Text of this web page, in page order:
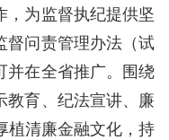
，为监督执纪提供坚
督问责管理办法（试
并在全省推广。围绕
教育、纪法宣讲、廉
植清廉金融文化，持